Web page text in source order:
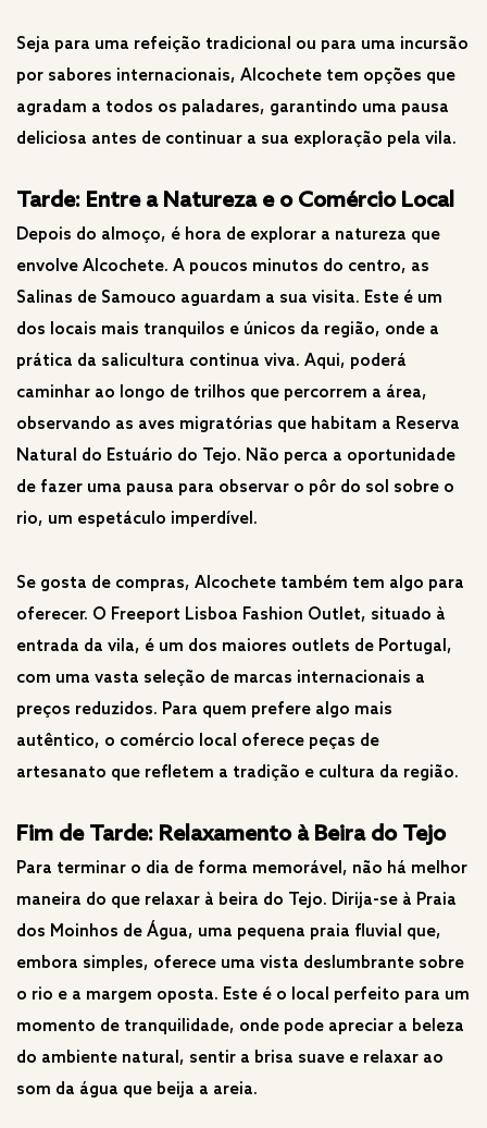
Seja para uma refeição tradicional ou para uma incursão
por sabores internacionais, Alcochete tem opções que
agradam a todos os paladares, garantindo uma pausa
deliciosa antes de continuar a sua exploração pela vila.
Tarde: Entre a Natureza e o Comércio Local
Depois do almoço, é hora de explorar a natureza que
envolve Alcochete. A poucos minutos do centro, as
Salinas de Samouco aguardam a sua visita. Este é um
dos locais mais tranquilos e únicos da região, onde a
prática da salicultura continua viva. Aqui, poderá
caminhar ao longo de trilhos que percorrem a área,
observando as aves migratórias que habitam a Reserva
Natural do Estuário do Tejo. Não perca a oportunidade
de fazer uma pausa para observar o pôr do sol sobre o
rio, um espetáculo imperdível.
Se gosta de compras, Alcochete também tem algo para
oferecer. O Freeport Lisboa Fashion Outlet, situado à
entrada da vila, é um dos maiores outlets de Portugal,
com uma vasta seleção de marcas internacionais a
preços reduzidos. Para quem prefere algo mais
autêntico, o comércio local oferece peças de
artesanato que refletem a tradição e cultura da região.
Fim de Tarde: Relaxamento à Beira do Tejo
Para terminar o dia de forma memorável, não há melhor
maneira do que relaxar à beira do Tejo. Dirija-se à Praia
dos Moinhos de Água, uma pequena praia fluvial que,
embora simples, oferece uma vista deslumbrante sobre
o rio e a margem oposta. Este é o local perfeito para um
momento de tranquilidade, onde pode apreciar a beleza
do ambiente natural, sentir a brisa suave e relaxar ao
som da água que beija a areia.